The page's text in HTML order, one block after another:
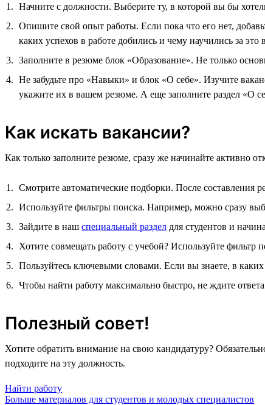
Начните с должности. Выберите ту, в которой вы бы
Опишите свой опыт работы. Если пока что его нет,
каких успехов в работе добились и чему научились за это
Заполните в резюме блок «Образование». Не только
Не забудьте про «Навыки» и блок «О себе». Изучите
укажите их в вашем резюме. А еще заполните раздел «О
Как искать вакансии?
Как только заполните резюме, сразу же начинайте активно
Смотрите автоматические подборки. После составления
Используйте фильтры поиска. Например, можно сразу
Зайдите в наш специальный раздел для студентов и
Хотите совмещать работу с учебой? Используйте фильтр
Пользуйтесь ключевыми словами. Если вы знаете, в
Чтобы найти работу максимально быстро, не ждите
Полезный совет!
Хотите обратить внимание на свою кандидатуру?
подходите на эту должность.
Найти работу
Больше материалов для студентов и молодых специалистов